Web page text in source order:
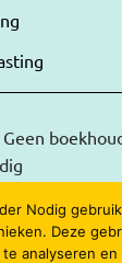
Nodig
Deze
analyseren